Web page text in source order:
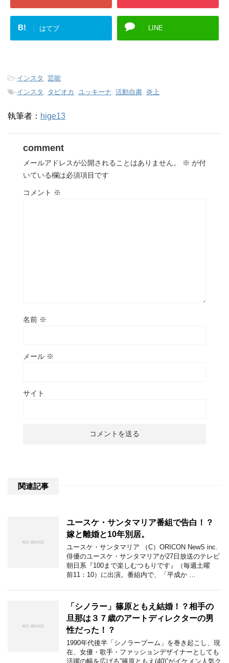
B! はてブ LINE
-インスタ , 芸能
-インスタ , タピオカ , ユッキーナ, 活動自粛, 炎上
執筆者： hige13
comment
メールアドレスが公開されることはありません。 ※ が付
いている欄は必須項目です
コメント ※
名前 ※
メール ※
サイト
関連記事
ユースケ・サンタマリア番組で告白！？
嫁と離婚と10年別居。
ユースケ・サンタマリア （C）ORICON NewS inc.
俳優のユースケ・サンタマリアが27日放送のテレビ
朝日系『100まで楽しむつもりです』（毎週土曜
前11：10）に出演。番組内で、「平成か …
「シノラー」篠原ともえ結婚！？相手の
旦那は３７歳のアートディレクターの男
性だった！？
1990年代後半「シノラーブーム」を巻き起こし、現
在、女優・歌手・ファッションデザイナーとしても
活躍の幅を広げる”篠原ともえ(40)”がイケメン人気ク